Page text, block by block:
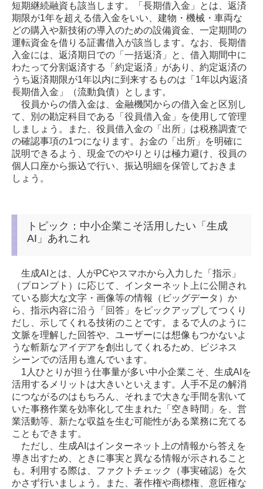
短期継続融資も該当します。「長期借入金」とは、返済
期限が1年を超える借入金をいい、建物・機械・車両な
どの購入や新技術の導入のための設備資金、一定期間の
運転資金を借りる証書借入が該当します。なお、長期借
入金には、返済期日での「一括返済」と、借入期間中に
わたって分割返済する「約定返済」があり、約定返済の
うち返済期限が1年以内に到来するものは「1年以内返済
長期借入金」（流動負債）とします。
役員からの借入金は、金融機関からの借入金と区別し
て、別の勘定科目である「役員借入金」を使用して管理
しましょう。また、役員借入金の「出所」は税務調査で
の確認事項の1つになります。お金の「出所」を明確に
説明できるよう、現金でのやりとりは極力避け、役員の
個人口座から振込で行い、振込明細を保管しておきま
しょう。
トピック：中小企業こそ活用したい「生成
AI」あれこれ
生成AIとは、人がPCやスマホから入力した「指示」
（プロンプト）に応じて、インターネット上に公開され
ている膨大な文字・画像等の情報（ビッグデータ）か
ら、指示内容に沿う「回答」をピックアップしてつくり
だし、示してくれる技術のことです。まるで人のように
文脈を理解した回答や、ユーザーには想像もつかないよ
うな斬新なアイデアを創出してくれるため、ビジネス
シーンでの活用も進んでいます。
1人ひとりが担う仕事量が多い中小企業こそ、生成AIを
活用するメリットは大きいといえます。人手不足の解消
につながるのはもちろん、それまで大きな手間を割いて
いた事務作業を効率化して生まれた「空き時間」を、営
業活動等、新たな収益を生む可能性がある業務に充てる
こともできます。
ただし、生成AIはインターネット上の情報から答えを
導き出すため、ときに事実と異なる情報が示されること
も。利用する際は、ファクトチェック（事実確認）を欠
かさず行いましょう。また、著作権や商標権、意匠権な